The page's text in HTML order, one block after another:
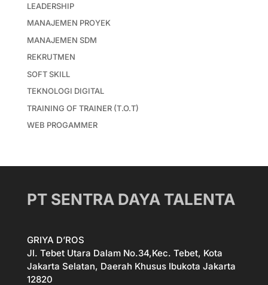
LEADERSHIP
MANAJEMEN PROYEK
MANAJEMEN SDM
REKRUTMEN
SOFT SKILL
TEKNOLOGI DIGITAL
TRAINING OF TRAINER (T.O.T)
WEB PROGAMMER
PT SENTRA DAYA TALENTA
GRIYA D’ROS
Jl. Tebet Utara Dalam No.34,Kec. Tebet, Kota
Jakarta Selatan, Daerah Khusus Ibukota Jakarta
12820